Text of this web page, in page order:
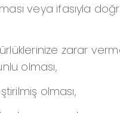
veya ifasıyla
zarar
olması,
olması,